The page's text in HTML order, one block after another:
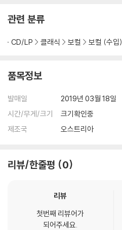
관련 분류
CD/LP 클래식 보컬 보컬 (수입)
품목정보
발매일
2019년 03월 18일
시간/무게/크기
크기확인중
제조국
오스트리아
리뷰/한줄평 0
리뷰
첫번째 리뷰어가
되어주세요.